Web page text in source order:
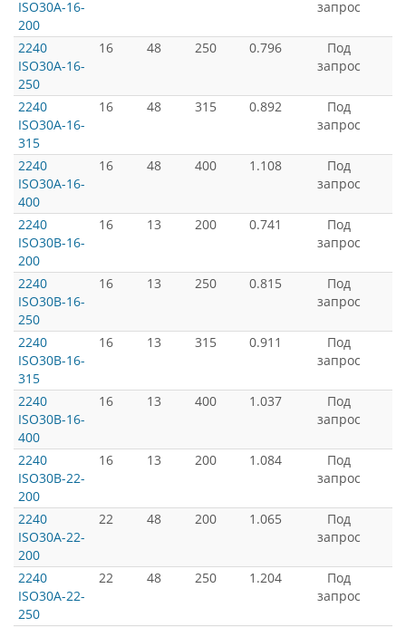
ISO30A-16-
200
запрос
2240
ISO30A-16-
250
16 48 250 0.796
Под
запрос
2240
ISO30A-16-
315
16 48 315 0.892
Под
запрос
2240
ISO30A-16-
400
16 48 400 1.108
Под
запрос
2240
ISO30B-16-
200
16 13 200 0.741
Под
запрос
2240
ISO30B-16-
250
16 13 250 0.815
Под
запрос
2240
ISO30B-16-
315
16 13 315 0.911
Под
запрос
2240
ISO30B-16-
400
16 13 400 1.037
Под
запрос
2240
ISO30B-22-
200
16 13 200 1.084
Под
запрос
2240
ISO30A-22-
200
22 48 200 1.065
Под
запрос
2240
ISO30A-22-
250
22 48 250 1.204
Под
запрос